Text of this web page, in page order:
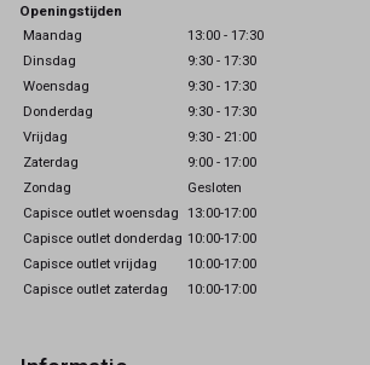
Openingstijden
Maandag
13:00 - 17:30
Dinsdag
9:30 - 17:30
Woensdag
9:30 - 17:30
Donderdag
9:30 - 17:30
Vrijdag
9:30 - 21:00
Zaterdag
9:00 - 17:00
Zondag
Gesloten
Capisce outlet woensdag 13:00-17:00
Capisce outlet donderdag 10:00-17:00
Capisce outlet vrijdag
10:00-17:00
Capisce outlet zaterdag
10:00-17:00